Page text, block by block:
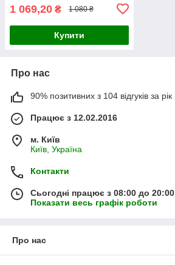
1 069,20 ₴ 1 080 ₴
Купити
Про нас
90% позитивних з 104 відгуків за рік
Працює з 12.02.2016
м. Київ
Київ, Україна
Контакти
Сьогодні працює з 08:00 до 20:00
Показати весь графік роботи
Про нас